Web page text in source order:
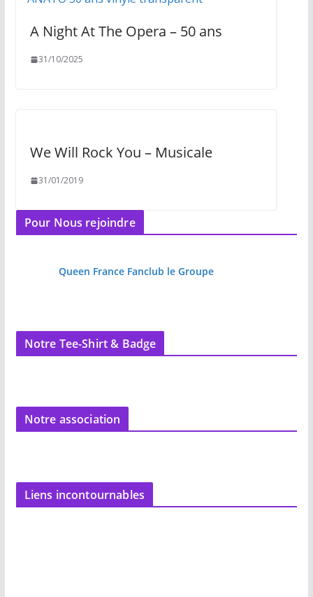
A Night At The Opera – 50 ans
31/10/2025
We Will Rock You – Musicale
31/01/2019
Pour Nous rejoindre
Queen France Fanclub le Groupe
Notre Tee-Shirt & Badge
Notre association
Liens incontournables